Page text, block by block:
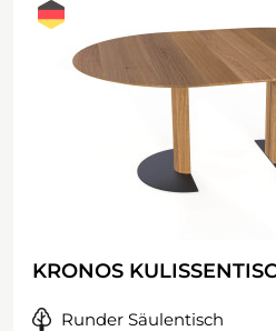
KRONOS
Runder Säulentisch